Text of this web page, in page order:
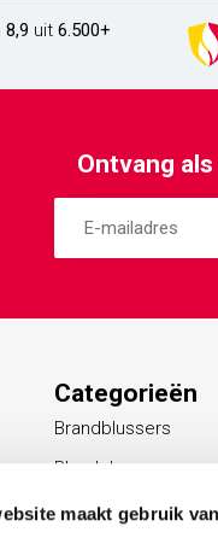
maakt gebruik
8,9 uit 6.500+
Ontvang
Categorieën
Brandblussers
Blusdekens
Rookmelders